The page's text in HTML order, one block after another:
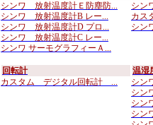
シンワ 放射温度計Ｅ防塵防...
シンワ 放射温度計B レー...
シンワ 放射温度計D プロ...
シンワ 放射温度計C レー...
シンワ サーモグラフィーＡ...
シン
カス
シン
回転計
カスタム デジタル回転計 ...
温湿
シン
シン
シン
シン